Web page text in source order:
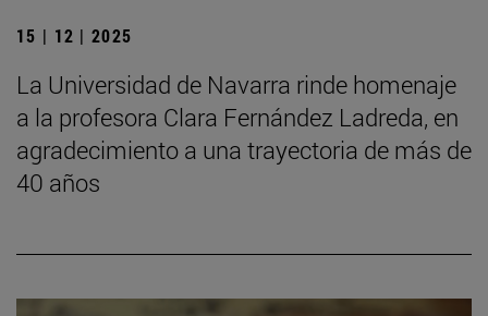
15 | 12 | 2025
La Universidad de Navarra rinde homenaje
a la profesora Clara Fernández Ladreda, en
agradecimiento a una trayectoria de más de
40 años